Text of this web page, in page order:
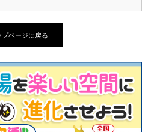
プページに戻る